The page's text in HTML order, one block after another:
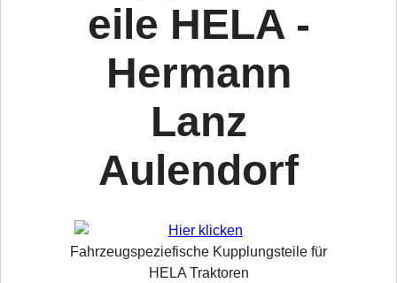
eile HELA -
Hermann
Lanz
Aulendorf
Fahrzeugspeziefische Kupplungsteile für
HELA Traktoren